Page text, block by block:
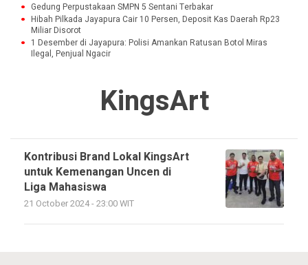
Gedung Perpustakaan SMPN 5 Sentani Terbakar
Hibah Pilkada Jayapura Cair 10 Persen, Deposit Kas Daerah Rp23
Miliar Disorot
1 Desember di Jayapura: Polisi Amankan Ratusan Botol Miras
Ilegal, Penjual Ngacir
KingsArt
Kontribusi Brand Lokal KingsArt
untuk Kemenangan Uncen di
Liga Mahasiswa
21 October 2024 - 23:00 WIT